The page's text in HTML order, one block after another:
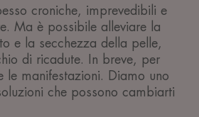
croniche, imprevedibili e
Ma è possibile alleviare la
e la secchezza della pelle,
di ricadute. In breve, per
le manifestazioni. Diamo uno
che possono cambiarti